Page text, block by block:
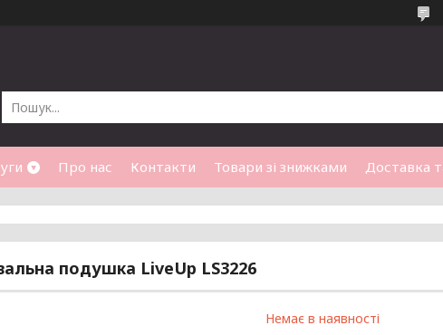
Про нас Контакти Товари зі знижками Доставка
подушка LiveUp LS3226
Немає в наявності